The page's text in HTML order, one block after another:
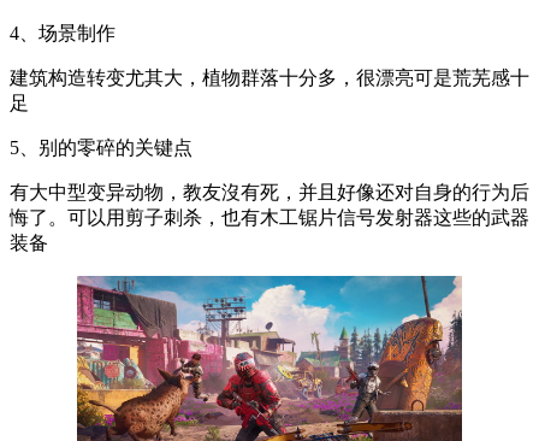
4、场景制作
建筑构造转变尤其大，植物群落十分多，很漂亮可是荒芜感十
足
5、别的零碎的关键点
有大中型变异动物，教友沒有死，并且好像还对自身的行为后
悔了。可以用剪子刺杀，也有木工锯片信号发射器这些的武器
装备